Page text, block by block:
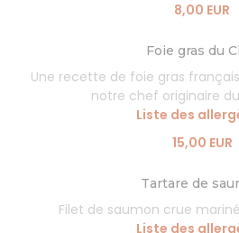
8,00 EUR
Foie gras du
Une recette de foie gras
notre chef originaire
Liste des
15,00 EUR
Tartare de
Filet de saumon crue
Liste des